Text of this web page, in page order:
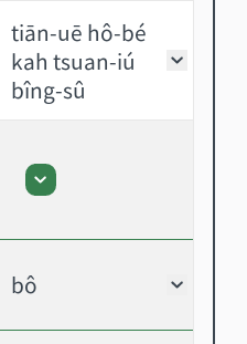
tiān-uē hô-bé
kah tsuan-iú
bîng-sû
電話號
無/袂/未/毋/免/莫(否
bô 無 - 展